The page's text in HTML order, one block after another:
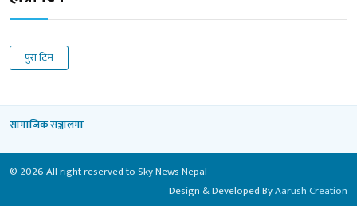
पुरा टिम
सामाजिक सञ्जालमा
© 2026 All right reserved to Sky News Nepal
Design & Developed ByAarush Creation